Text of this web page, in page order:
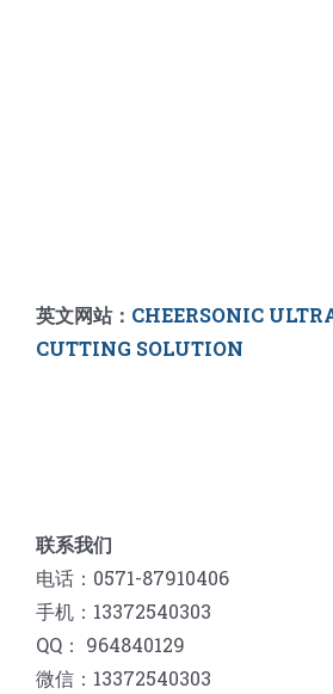
英文网站： CHEERSONIC
CUTTING SOLUTION
联系我们
电话：0571-87910406
手机：13372540303
QQ： 964840129
微信：13372540303